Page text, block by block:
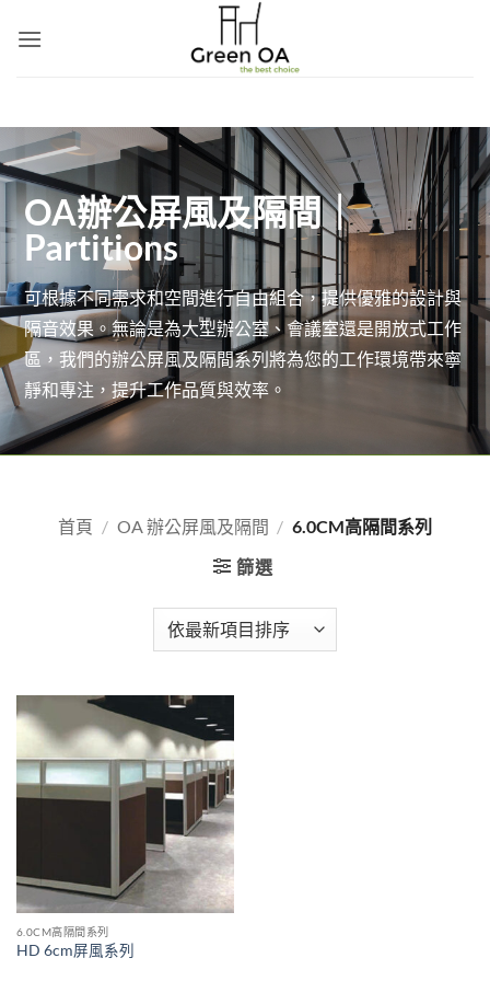
OA辦公屏風及隔間｜
Partitions
可根據不同需求和空間進行自由組合，提供優雅的設計與
隔音效果。無論是為大型辦公室、會議室還是開放式工作
區，我們的辦公屏風及隔間系列將為您的工作環境帶來寧
靜和專注，提升工作品質與效率。
首頁 / OA 辦公屏風及隔間 / 6.0CM高隔間系列
篩選
6.0CM高隔間系列
HD 6cm屏風系列